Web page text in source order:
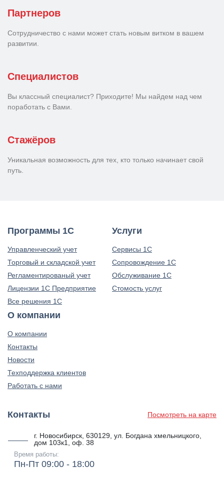
Партнеров
Сотрудничество с нами может стать новым витком в вашем
развитии.
Специалистов
Вы классный специалист? Приходите! Мы найдем над чем
поработать с Вами.
Стажёров
Уникальная возможность для тех, кто только начинает свой
путь.
Программы 1С
Управленческий учет
Торговый и складской учет
Регламентированый учет
Лицензии 1С Предприятие
Все решения 1С
Услуги
Сервисы 1С
Сопровождение 1С
Обслуживание 1С
Стомость услуг
О компании
О компании
Контакты
Новости
Техподдержка клиентов
Работать с нами
Контакты
г. Новосибирск, 630129, ул. Богдана хмельницкого,
дом 103к1, оф. 38
Время работы:
Пн-Пт 09:00 - 18:00
Посмотреть на карте